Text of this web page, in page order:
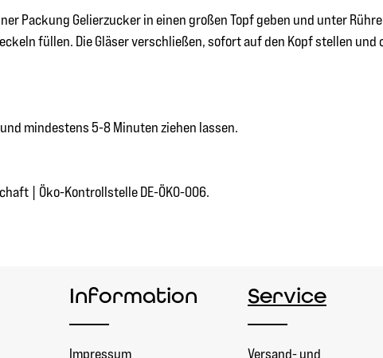
Packung Gelierzucker in einen großen Topf geben und unter
füllen. Die Gläser verschließen, sofort auf den Kopf stellen und
mindestens 5-8 Minuten ziehen lassen.
| Öko-Kontrollstelle DE-ÖKO-006.
Information
Impressum
Service
Versand- und